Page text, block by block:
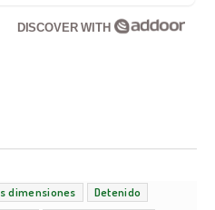
DISCOVER WITH
dimensiones
Detenido